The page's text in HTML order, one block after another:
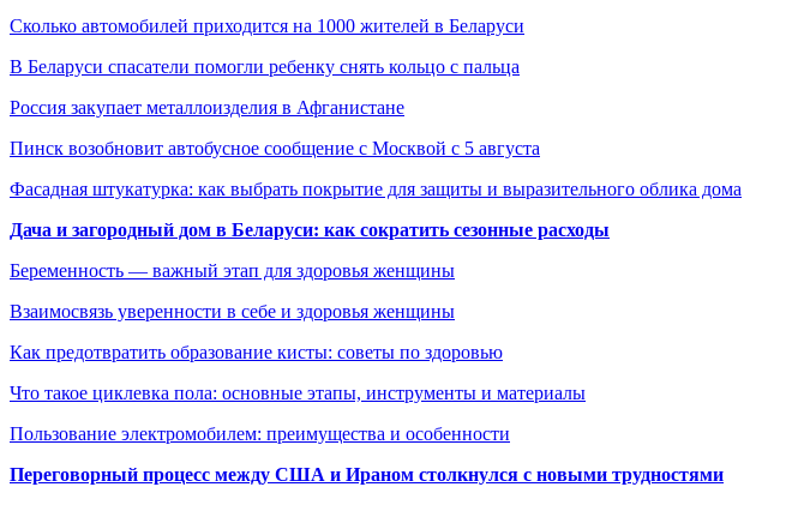
Сколько автомобилей приходится на 1000 жителей в Беларуси
В Беларуси спасатели помогли ребенку снять кольцо с пальца
Россия закупает металлоизделия в Афганистане
Пинск возобновит автобусное сообщение с Москвой с 5 августа
Фасадная штукатурка: как выбрать покрытие для защиты и выразительного облика дома
Дача и загородный дом в Беларуси: как сократить сезонные расходы
Беременность — важный этап для здоровья женщины
Взаимосвязь уверенности в себе и здоровья женщины
Как предотвратить образование кисты: советы по здоровью
Что такое циклевка пола: основные этапы, инструменты и материалы
Пользование электромобилем: преимущества и особенности
Переговорный процесс между США и Ираном столкнулся с новыми трудностями